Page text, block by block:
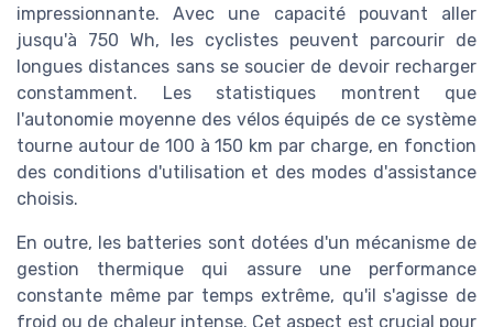
impressionnante. Avec une capacité pouvant aller
jusqu'à 750 Wh, les cyclistes peuvent parcourir de
longues distances sans se soucier de devoir recharger
constamment. Les statistiques montrent que
l'autonomie moyenne des vélos équipés de ce système
tourne autour de 100 à 150 km par charge, en fonction
des conditions d'utilisation et des modes d'assistance
choisis.
En outre, les batteries sont dotées d'un mécanisme de
gestion thermique qui assure une performance
constante même par temps extrême, qu'il s'agisse de
froid ou de chaleur intense. Cet aspect est crucial pour